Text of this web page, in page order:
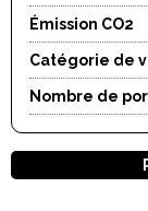
Émission CO2
Catégorie de
Nombre de